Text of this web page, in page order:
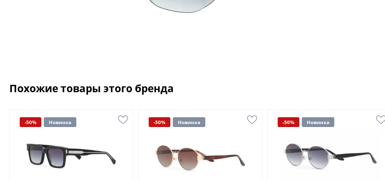
Похожие товары этого бренда
-50% Новинка -50% Новинка -50% Новинка